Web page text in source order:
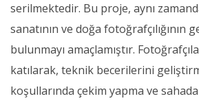
serilmektedir. Bu proje, aynı
sanatının ve doğa fotoğrafçılığının
bulunmayı amaçlamıştır.
katılarak, teknik becerilerini
koşullarında çekim yapma ve sahada